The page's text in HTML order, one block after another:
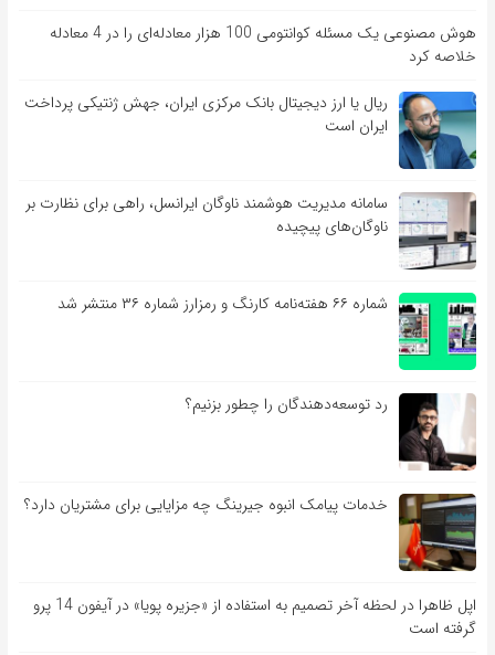
هوش مصنوعی یک مسئله کوانتومی 100 هزار معادله‌‎ای را در 4 معادله
خلاصه کرد
ریال یا ارز دیجیتال بانک مرکزی ایران، جهش ژنتیکی پرداخت
ایران است
سامانه مدیریت هوشمند ناوگان ایرانسل، راهی برای نظارت بر
ناوگان‌های پیچیده
شماره ۶۶ هفته‌نامه کارنگ و رمزارز شماره ۳۶ منتشر شد
رد توسعه‌دهندگان را چطور بزنیم؟
خدمات پیامک انبوه جیرینگ چه مزایایی برای مشتریان دارد؟
اپل ظاهرا در لحظه آخر تصمیم به استفاده از «جزیره پویا» در آیفون 14 پرو
گرفته است